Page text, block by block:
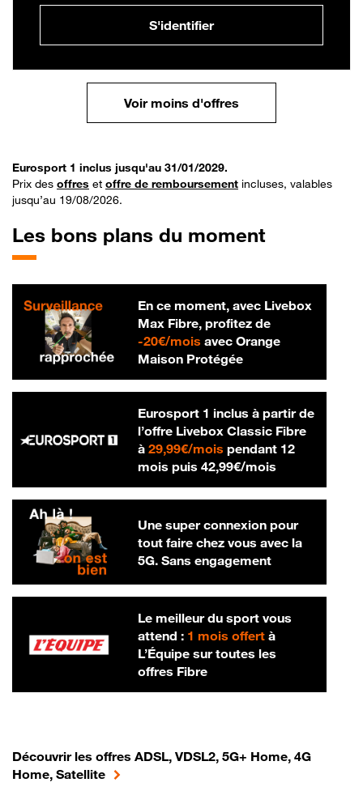
S'identifier
Voir moins d'offres
Eurosport 1 inclus jusqu'au 31/01/2029.
Prix des offres et offre de remboursement incluses, valables
jusqu’au 19/08/2026.
Les bons plans du moment
En ce moment, avec Livebox
Max Fibre, profitez de
-20€/mois20 € par mois
avec Orange
Maison Protégée
Eurosport 1 inclus à partir de
l’offre Livebox Classic Fibre
à 29,99€/mois29,99 € par mois
pendant 12
mois puis 42,99€/mois42,99 € par
Une super connexion pour
tout faire chez vous avec la
5G. Sans engagement
Le meilleur du sport vous
attend : 1 mois offertà
L’Équipe sur toutes les
offres Fibre
Découvrir les offres ADSL, VDSL2, 5G+ Home, 4G
Home, Satellite